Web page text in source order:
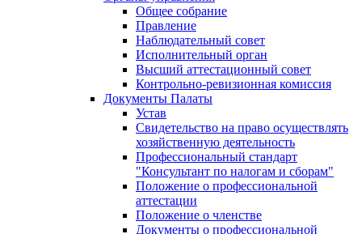
Общее собрание
Правление
Наблюдательный совет
Исполнительный орган
Высший аттестационный совет
Контрольно-ревизионная комиссия
Документы Палаты
Устав
Свидетельство на право осуществлять
хозяйственную деятельность
Профессиональный стандарт
"Консультант по налогам и сборам"
Положение о профессиональной
аттестации
Положение о членстве
Документы о профессиональной